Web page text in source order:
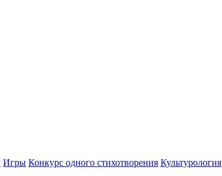
Игры Конкурс одного стихотворения Культурология